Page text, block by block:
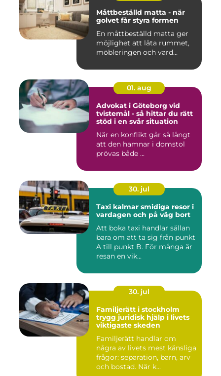
Måttbeställd matta - när
golvet får styra formen
En måttbeställd matta ger
möjlighet att låta rummet,
möbleringen och vard...
01. aug
Advokat i Göteborg vid
tvistemål - så hittar du rätt
stöd i en svår situation
När en konflikt går så långt
att den hamnar i domstol
prövas både ...
30. jul
Taxi kalmar smidiga resor i
vardagen och på väg bort
Att boka taxi handlar sällan
bara om att ta sig från punkt
A till punkt B. För många är
resan en vik...
30. jul
Familjerätt i stockholm
trygg juridisk hjälp i livets
viktigaste skeden
Familjerätt handlar om
några av livets mest känsliga
frågor: separation, barn, arv
och bostad. När k...